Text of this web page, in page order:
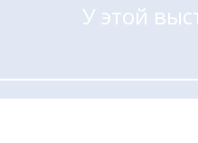
У этой